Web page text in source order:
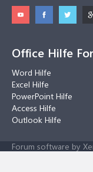
Office Hilfe
Word Hilfe
Excel Hilfe
PowerPoint Hilfe
Access Hilfe
Outlook Hilfe
Forum software by